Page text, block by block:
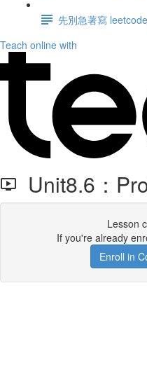
先別急著寫
Teach online with
Unit8.6：
Lesson
If you're already
Enroll in